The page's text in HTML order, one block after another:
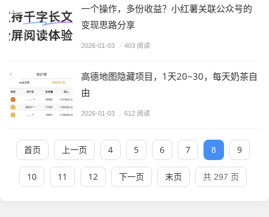
一个操作，多份收益？小红薯关联公众号的
变现思路分享
2026-01-03 / 403 阅读
高德地图隐藏项目，1天20~30，每天奶茶自
由
2026-01-03 / 612 阅读
首页 上一页 4 5 6 7 8 9
10 11 12 下一页 末页 共 297 页